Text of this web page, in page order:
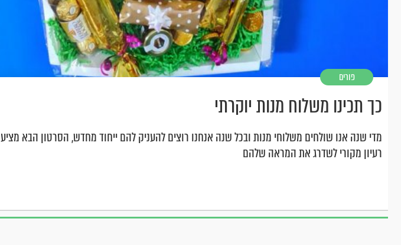
פורים
כך תכינו משלוח מנות יוקרתי
מדי שנה אנו שולחים משלוחי מנות ובכל שנה אנחנו רוצים להעניק להם ייחוד מחדש, הסרטון הבא מציע
רעיון מקורי לשדרג את המראה שלהם